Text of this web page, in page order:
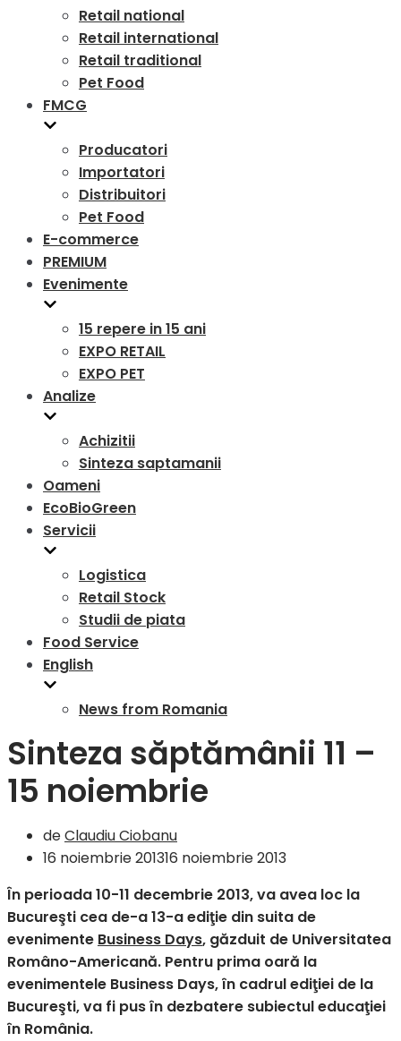
Retail national
Retail international
Retail traditional
Pet Food
FMCG
Producatori
Importatori
Distribuitori
Pet Food
E-commerce
PREMIUM
Evenimente
15 repere in 15 ani
EXPO RETAIL
EXPO PET
Analize
Achizitii
Sinteza saptamanii
Oameni
EcoBioGreen
Servicii
Logistica
Retail Stock
Studii de piata
Food Service
English
News from Romania
Sinteza săptămânii 11 –
15 noiembrie
deClaudiu Ciobanu
16 noiembrie 201316 noiembrie 2013
În perioada 10-11 decembrie 2013, va avea loc la
Bucureşti cea de-a 13-a ediţie din suita de
evenimente Business Days, găzduit de Universitatea
Româno-Americană. Pentru prima oară la
evenimentele Business Days, în cadrul ediţiei de la
Bucureşti, va fi pus în dezbatere subiectul educaţiei
în România.